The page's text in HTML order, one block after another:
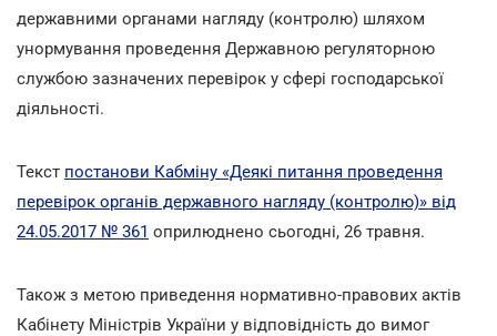
державними органами нагляду (контролю) шляхом
унормування проведення Державною регуляторною
службою зазначених перевірок у сфері господарської
діяльності.
Текст постанови Кабміну «Деякі питання проведення
перевірок органів державного нагляду (контролю)» від
24.05.2017 № 361 оприлюднено сьогодні, 26 травня.
Також з метою приведення нормативно-правових актів
Кабінету Міністрів України у відповідність до вимог